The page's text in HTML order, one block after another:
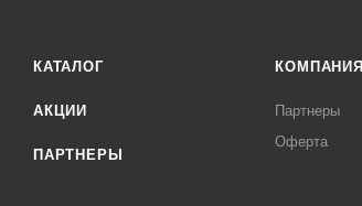
КАТАЛОГ
АКЦИИ
ПАРТНЕРЫ
КОМПАНИЯ
Партнеры
Оферта